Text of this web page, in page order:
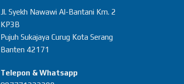
Jl. Syekh Nawawi Al-Bantani Km. 2
KP3B
Pujuh Sukajaya Curug Kota Serang
Banten 42171
Telepon & Whatsapp